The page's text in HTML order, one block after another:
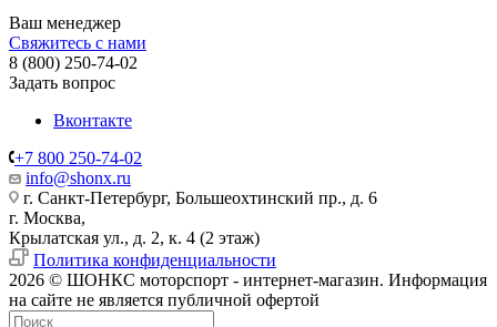
Ваш менеджер
Свяжитесь с нами
8 (800) 250-74-02
Задать вопрос
Вконтакте
+7 800 250-74-02
info@shonx.ru
г. Санкт-Петербург, Большеохтинский пр., д. 6
г. Москва,
Крылатская ул., д. 2, к. 4 (2 этаж)
Политика конфиденциальности
2026 © ШОНКС моторспорт - интернет-магазин. Информация
на сайте не является публичной офертой